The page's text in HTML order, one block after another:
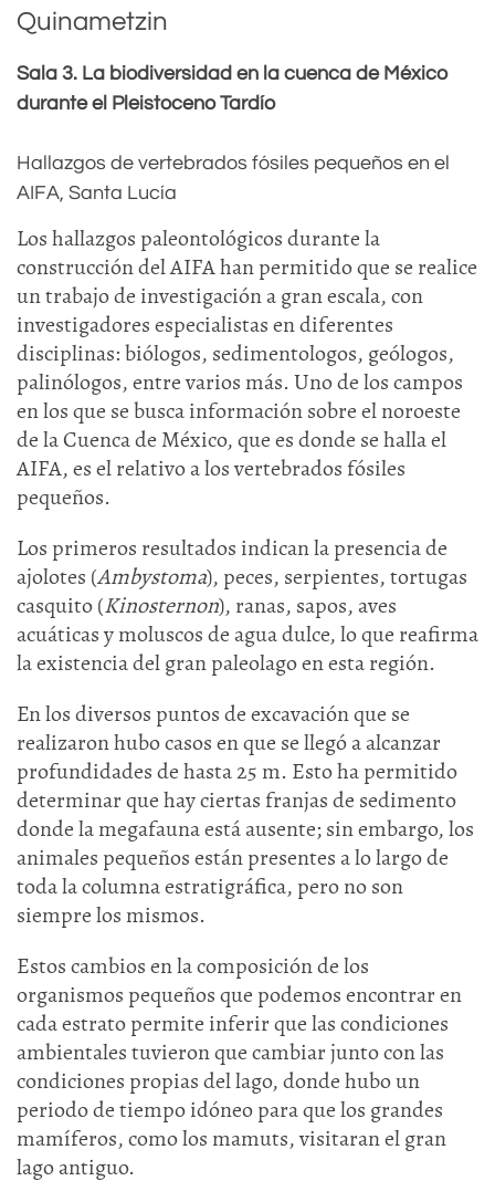
Quinametzin
Sala 3. La biodiversidad en la cuenca de México
durante el Pleistoceno Tardío
Hallazgos de vertebrados fósiles pequeños en el
AIFA, Santa Lucía
Los hallazgos paleontológicos durante la
construcción del AIFA han permitido que se realice
un trabajo de investigación a gran escala, con
investigadores especialistas en diferentes
disciplinas: biólogos, sedimentologos, geólogos,
palinólogos, entre varios más. Uno de los campos
en los que se busca información sobre el noroeste
de la Cuenca de México, que es donde se halla el
AIFA, es el relativo a los vertebrados fósiles
pequeños.
Los primeros resultados indican la presencia de
ajolotes (Ambystoma), peces, serpientes, tortugas
casquito (Kinosternon), ranas, sapos, aves
acuáticas y moluscos de agua dulce, lo que reafirma
la existencia del gran paleolago en esta región.
En los diversos puntos de excavación que se
realizaron hubo casos en que se llegó a alcanzar
profundidades de hasta 25 m. Esto ha permitido
determinar que hay ciertas franjas de sedimento
donde la megafauna está ausente; sin embargo, los
animales pequeños están presentes a lo largo de
toda la columna estratigráfica, pero no son
siempre los mismos.
Estos cambios en la composición de los
organismos pequeños que podemos encontrar en
cada estrato permite inferir que las condiciones
ambientales tuvieron que cambiar junto con las
condiciones propias del lago, donde hubo un
periodo de tiempo idóneo para que los grandes
mamíferos, como los mamuts, visitaran el gran
lago antiguo.